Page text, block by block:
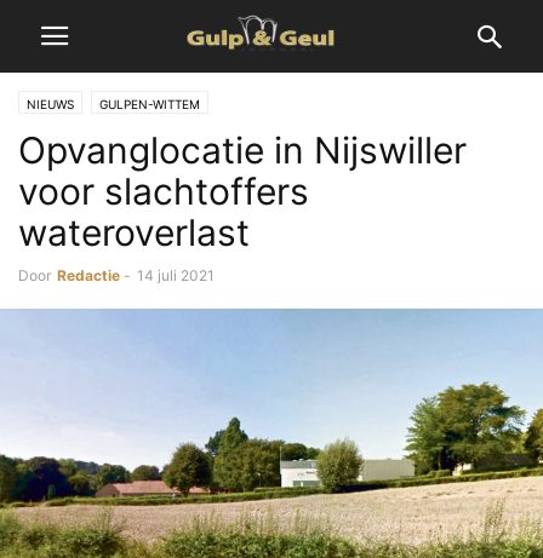
NIEUWS GULPEN-WITTEM
Opvanglocatie in Nijswiller
voor slachtoffers
wateroverlast
Door Redactie - 14 juli 2021